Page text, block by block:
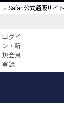
Safari公式通販サイト
ログイ
ン・新
規会員
登録